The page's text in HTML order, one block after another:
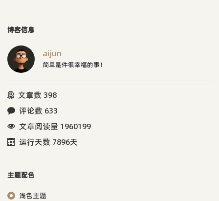
博客信息
aijun
简单是件很幸福的事！
文章数 398
评论数 633
文章阅读量 1960199
运行天数 7896天
主题配色
浅色主题